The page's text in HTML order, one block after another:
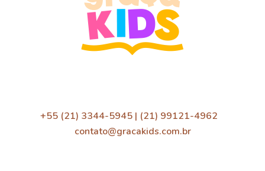
+55 (21) 3344-5945 | (21) 99121-4962
contato@gracakids.com.br